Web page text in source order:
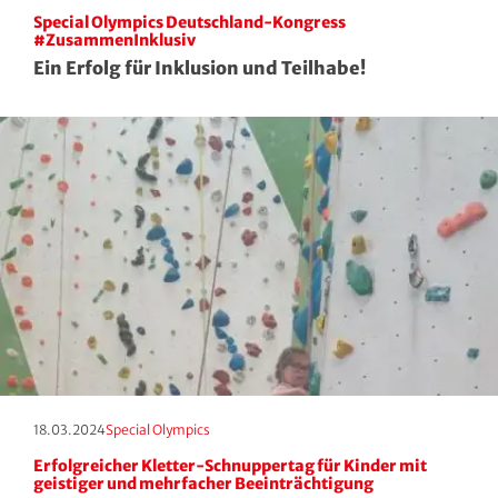
Special Olympics Deutschland-Kongress
#ZusammenInklusiv
Ein Erfolg für Inklusion und Teilhabe!
Erscheinungstag:
18.03.2024
Kategorie: Special Olympics
Erfolgreicher Kletter-Schnuppertag für Kinder mit
geistiger und mehrfacher Beeinträchtigung
Roll- und Inline-Sport
Rudern
Rugby
Schach
Schießsport
Schwimmen
Segeln
Sportakrobatik